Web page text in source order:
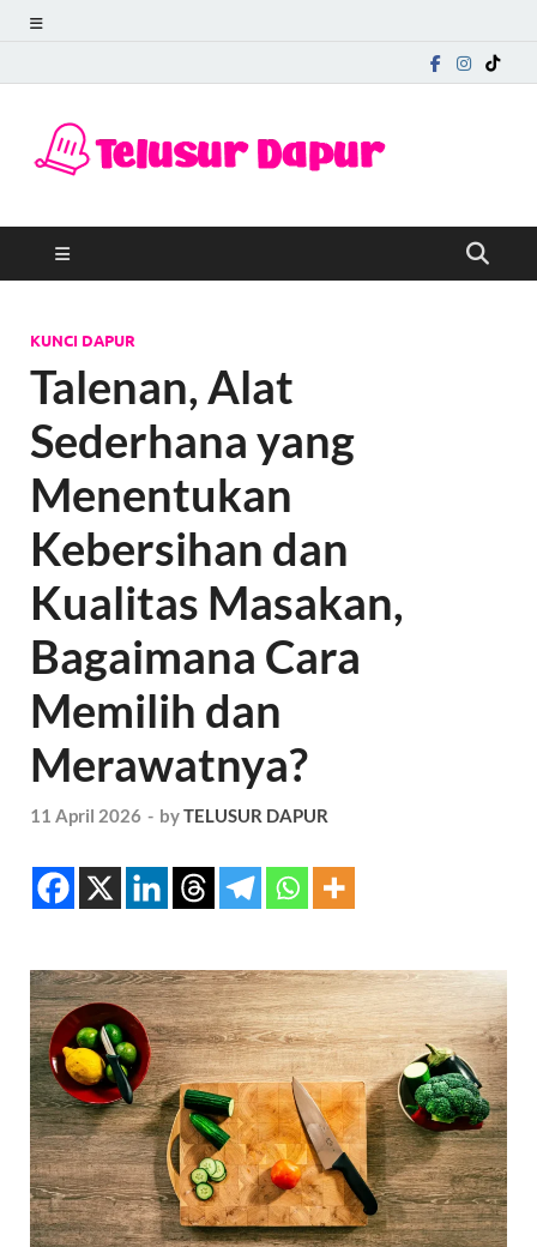
KUNCI DAPUR
Talenan, Alat
Sederhana yang
Menentukan
Kebersihan dan
Kualitas Masakan,
Bagaimana Cara
Memilih dan
Merawatnya?
11 April 2026 - byTELUSUR DAPUR